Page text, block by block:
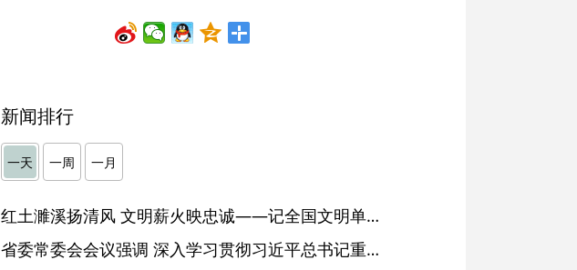
新闻排行
一天 一周 一月
红土濉溪扬清风 文明薪火映忠诚——记全国文明单位、安徽省濉溪县纪委监委
省委常委会会议强调 深入学习贯彻习近平总书记重要讲话精神 以高质量党建引领高质量发展 梁言顺主持并讲话